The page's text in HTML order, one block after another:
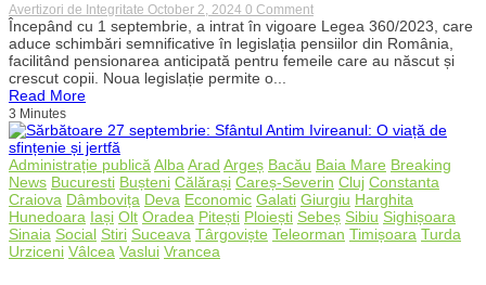
Avertizori de Integritate October 2, 2024 0 Commenton
Nouă
lege
facilitează
pensionarea
mame
cu
1
septembrie
Începând cu 1 septembrie, a intrat în vigoare Legea 360/2023, care
aduce schimbări semnificative în legislația pensiilor din România,
facilitând pensionarea anticipată pentru femeile care au născut și
crescut copii. Noua legislație permite o...
Read More
3 Minutes
Administrație publicăAlbaArad Argeș Bacău Baia Mare Breaking
News Bucuresti Bușteni Călărași Careș-Severin Cluj Constanta
Craiova Dâmbovița Deva Economic Galati Giurgiu Harghita
Hunedoara Iași Olt Oradea Pitești Ploiești Sebeș Sibiu Sighișoara
Sinaia Social Stiri Suceava Târgoviște Teleorman Timișoara Turda
Urziceni Vâlcea Vaslui Vrancea